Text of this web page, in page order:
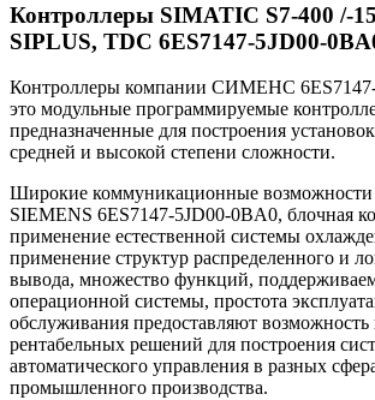
Контроллеры SIMATIC S7-400 /-
SIPLUS, TDC 6ES7147-5JD00-
Контроллеры компании СИМЕНС
это модульные программируемые
предназначенные для построения
средней и высокой степени сложности.
Широкие коммуникационные возможности
SIEMENS 6ES7147-5JD00-0BA0, блочная
применение естественной системы
применение структур распределенного и
вывода, множество функций,
операционной системы, простота
обслуживания предоставляют возможность
рентабельных решений для построения
автоматического управления в разных
промышленного производства.